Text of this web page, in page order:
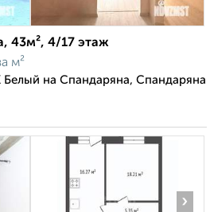
43м², 4/17 этаж
м²
на Спандаряна, Спандаряна
›